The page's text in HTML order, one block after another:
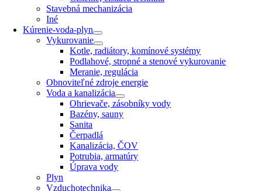
Stavebná mechanizácia
Iné
Kúrenie-voda-plyn
Vykurovanie
Kotle, radiátory, komínové systémy
Podlahové, stropné a stenové vykurovanie
Meranie, regulácia
Obnoviteľné zdroje energie
Voda a kanalizácia
Ohrievače, zásobníky vody
Bazény, sauny
Sanita
Čerpadlá
Kanalizácia, ČOV
Potrubia, armatúry
Úprava vody
Plyn
Vzduchotechnika